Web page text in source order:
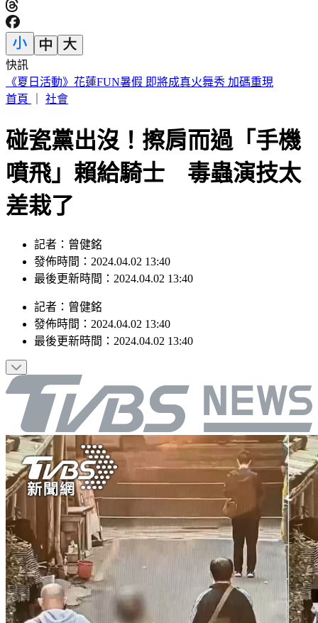
快訊
趁「白海豚」登陸前夕觀浪 男童「秒被巨浪吞噬」父母崩潰
首頁
社會
碰瓷黨出沒！擦肩而過「手機
噴飛」賴給騎士 毒蟲演技太
差栽了
記者：曾健銘
發佈時間：2024.04.02 13:40
最後更新時間：2024.04.02 13:40
記者 ： 曾健銘
發佈時間： 2024.04.02 13:40
最後更新時間： 2024.04.02 13:40